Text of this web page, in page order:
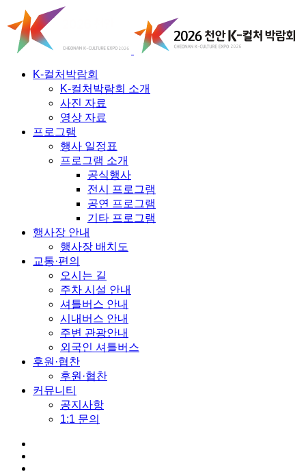
K-컬처박람회
K-컬처박람회 소개
사진 자료
영상 자료
프로그램
행사 일정표
프로그램 소개
공식행사
전시 프로그램
공연 프로그램
기타 프로그램
행사장 안내
행사장 배치도
교통·편의
오시는 길
주차 시설 안내
셔틀버스 안내
시내버스 안내
주변 관광안내
외국인 셔틀버스
후원·협찬
후원·협찬
커뮤니티
공지사항
1:1 문의